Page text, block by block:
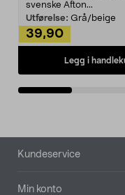
svenske Afton...
Utførelse: Grå/beige
39,90
Legg i
Bunntekst
Kundeservice
Min konto